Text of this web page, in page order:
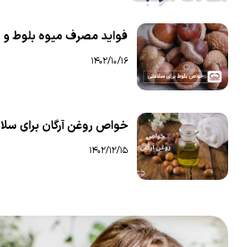
فواید مصرف میوه بلوط و
1402/10/16
خواص روغن آرگان برای
1402/12/15